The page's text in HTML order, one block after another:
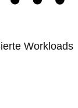
Workloads